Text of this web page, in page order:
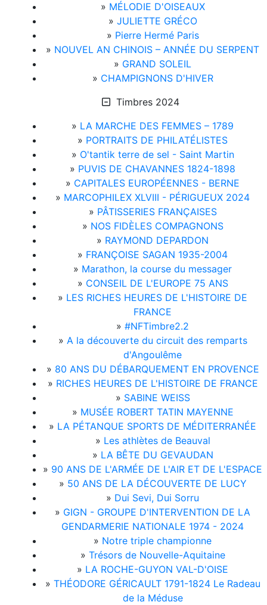
» MÉLODIE D'OISEAUX
» JULIETTE GRÉCO
» Pierre Hermé Paris
» NOUVEL AN CHINOIS – ANNÉE DU SERPENT
» GRAND SOLEIL
» CHAMPIGNONS D'HIVER
Timbres 2024
» LA MARCHE DES FEMMES – 1789
» PORTRAITS DE PHILATÉLISTES
» O'tantik terre de sel - Saint Martin
» PUVIS DE CHAVANNES 1824-1898
» CAPITALES EUROPÉENNES - BERNE
» MARCOPHILEX XLVIII - PÉRIGUEUX 2024
» PÂTISSERIES FRANÇAISES
» NOS FIDÈLES COMPAGNONS
» RAYMOND DEPARDON
» FRANÇOISE SAGAN 1935-2004
» Marathon, la course du messager
» CONSEIL DE L'EUROPE 75 ANS
» LES RICHES HEURES DE L'HISTOIRE DE
FRANCE
» #NFTimbre2.2
» A la découverte du circuit des remparts
d'Angoulême
» 80 ANS DU DÉBARQUEMENT EN PROVENCE
» RICHES HEURES DE L'HISTOIRE DE FRANCE
» SABINE WEISS
» MUSÉE ROBERT TATIN MAYENNE
» LA PÉTANQUE SPORTS DE MÉDITERRANÉE
» Les athlètes de Beauval
» LA BÊTE DU GEVAUDAN
» 90 ANS DE L'ARMÉE DE L'AIR ET DE L'ESPACE
» 50 ANS DE LA DÉCOUVERTE DE LUCY
» Dui Sevi, Dui Sorru
» GIGN - GROUPE D'INTERVENTION DE LA
GENDARMERIE NATIONALE 1974 - 2024
» Notre triple championne
» Trésors de Nouvelle-Aquitaine
» LA ROCHE-GUYON VAL-D'OISE
» THÉODORE GÉRICAULT 1791-1824 Le Radeau
de la Méduse